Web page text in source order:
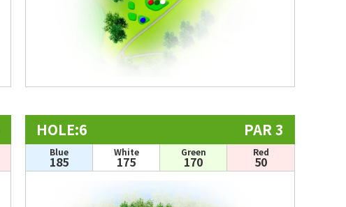
HOLE:6 PAR 3
Blue
185
White
175
Green
170
Red
50